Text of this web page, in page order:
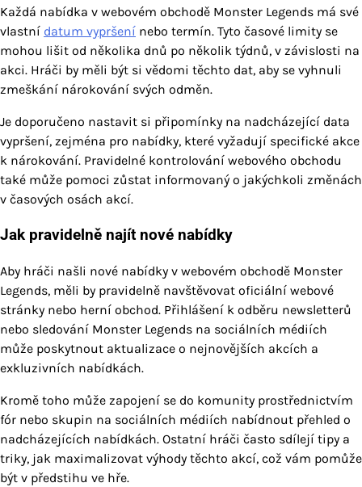
Každá nabídka v webovém obchodě Monster Legends má své
vlastní datum vypršení nebo termín. Tyto časové limity se
mohou lišit od několika dnů po několik týdnů, v závislosti na
akci. Hráči by měli být si vědomi těchto dat, aby se vyhnuli
zmeškání nárokování svých odměn.
Je doporučeno nastavit si připomínky na nadcházející data
vypršení, zejména pro nabídky, které vyžadují specifické akce
k nárokování. Pravidelné kontrolování webového obchodu
také může pomoci zůstat informovaný o jakýchkoli změnách
v časových osách akcí.
Jak pravidelně najít nové nabídky
Aby hráči našli nové nabídky v webovém obchodě Monster
Legends, měli by pravidelně navštěvovat oficiální webové
stránky nebo herní obchod. Přihlášení k odběru newsletterů
nebo sledování Monster Legends na sociálních médiích
může poskytnout aktualizace o nejnovějších akcích a
exkluzivních nabídkách.
Kromě toho může zapojení se do komunity prostřednictvím
fór nebo skupin na sociálních médiích nabídnout přehled o
nadcházejících nabídkách. Ostatní hráči často sdílejí tipy a
triky, jak maximalizovat výhody těchto akcí, což vám pomůže
být v předstihu ve hře.